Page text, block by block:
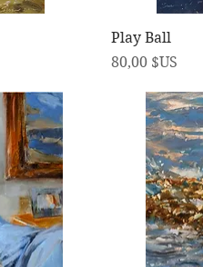
Play Ball
Prix
80,00 $US